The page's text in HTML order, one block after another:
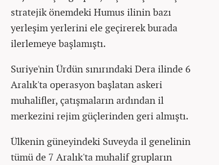
stratejik önemdeki Humus ilinin bazı
yerleşim yerlerini ele geçirerek burada
ilerlemeye başlamıştı.
Suriye'nin Ürdün sınırındaki Dera ilinde 6
Aralık'ta operasyon başlatan askeri
muhalifler, çatışmaların ardından il
merkezini rejim güçlerinden geri almıştı.
Ülkenin güneyindeki Suveyda il genelinin
tümü de 7 Aralık'ta muhalif grupların